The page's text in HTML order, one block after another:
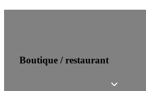
Boutique / restaurant